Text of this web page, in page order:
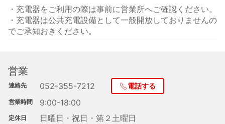
・充電器をご利用の際は事前に営業所へご確認ください。
・充電器は公共充電設備として一般開放しておりませんの
でご承知おきください。
営業
連絡先 052-355-7212 電話する
営業時間 9:00-18:00
定休日 日曜日・祝日・第２土曜日